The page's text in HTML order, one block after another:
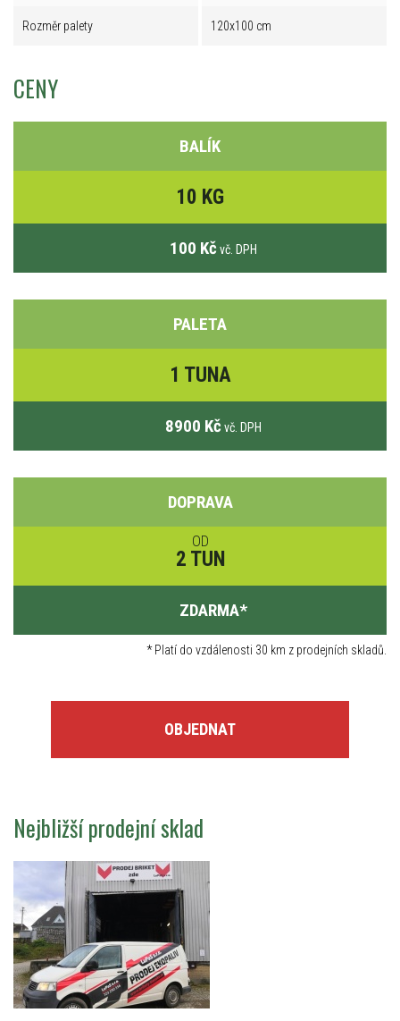
Rozměr palety 120x100 cm
CENY
BALÍK
10 KG
100 Kč vč. DPH
PALETA
1 TUNA
8900 Kč vč. DPH
DOPRAVA
OD
2 TUN
ZDARMA*
*Platí do vzdálenosti 30 km z prodejních skladů.
OBJEDNAT
Nejbližší prodejní sklad